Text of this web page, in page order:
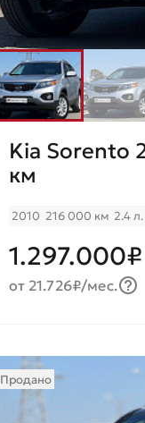
Kia Sorento
км
2010 216 000 км 2.4 л.
1.297.000₽
от 21.726₽/мес.
Продано